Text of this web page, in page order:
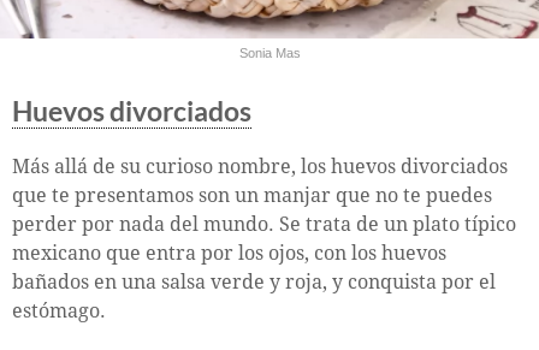
Sonia Mas
Huevos divorciados
Más allá de su curioso nombre, los huevos divorciados
que te presentamos son un manjar que no te puedes
perder por nada del mundo. Se trata de un plato típico
mexicano que entra por los ojos, con los huevos
bañados en una salsa verde y roja, y conquista por el
estómago.